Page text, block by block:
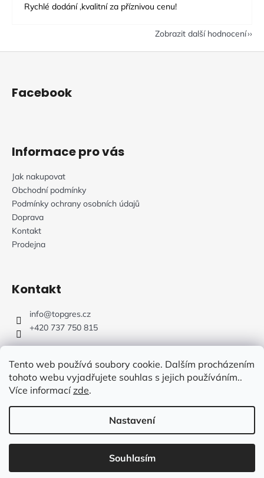
Tento web používá soubory cookie. Dalším procházením
tohoto webu vyjadřujete souhlas s jejich používáním..
Více informacízde.
Nastavení
Souhlasím
Rychlé dodání ,kvalitní za příznivou cenu!
Zobrazit další hodnocení
Z
Facebook
Informace pro vás
Jak nakupovat
Obchodní podmínky
Podmínky ochrany osobních údajů
Doprava
Kontakt
Prodejna
Kontakt
info@topgres.cz
+420 737 750 815
TOPGRES.CZ. Všechna práva vyhrazena.